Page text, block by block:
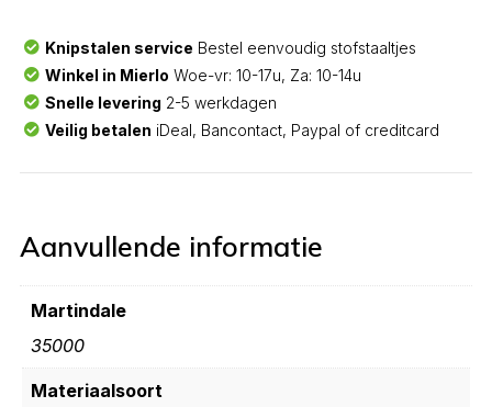
Knipstalen service Bestel eenvoudig stofstaaltjes
Winkel in Mierlo Woe-vr: 10-17u, Za: 10-14u
Snelle levering 2-5 werkdagen
Veilig betalen iDeal, Bancontact, Paypal of creditcard
Aanvullende informatie
Martindale
35000
Materiaalsoort